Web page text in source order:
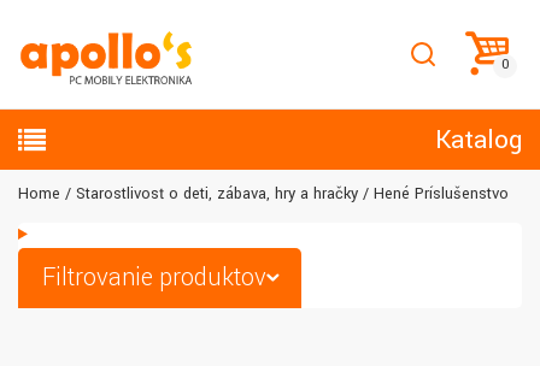
Katalog
Home Starostlivosť o deti, zábava, hry a hračky Hené Príslušenstvo
Filtrovanie produktov